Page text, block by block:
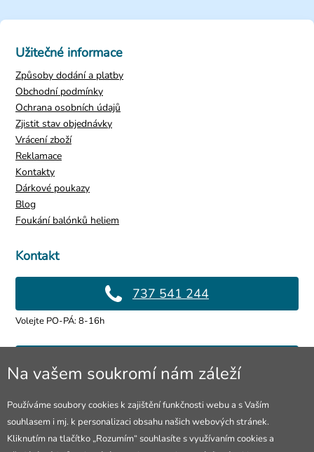
339 Kč
Kontakt
737 541 244
Volejte PO-PÁ: 8-16h
info@4lol.cz
Prodejna Ostrava
Užitečné informace
Způsoby dodání a platby
Obchodní podmínky
Ochrana osobních údajů
Zjistit stav objednávky
Vrácení zboží
Reklamace
Kontakty
Dárkové poukazy
Blog
Foukání balónků heliem
Na vašem soukromí nám záleží
Používáme soubory cookies k zajištění funkčnosti webu a s Vaším
souhlasem i mj. k personalizaci obsahu našich webových stránek.
Kliknutím na tlačítko „Rozumím“ souhlasíte s využívaním cookies a